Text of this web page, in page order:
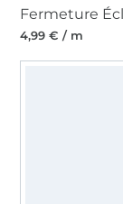
4,99 € / m